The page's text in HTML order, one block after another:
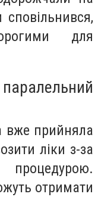
сповільнився,
для
вже прийняла
ліки з-за
отримати